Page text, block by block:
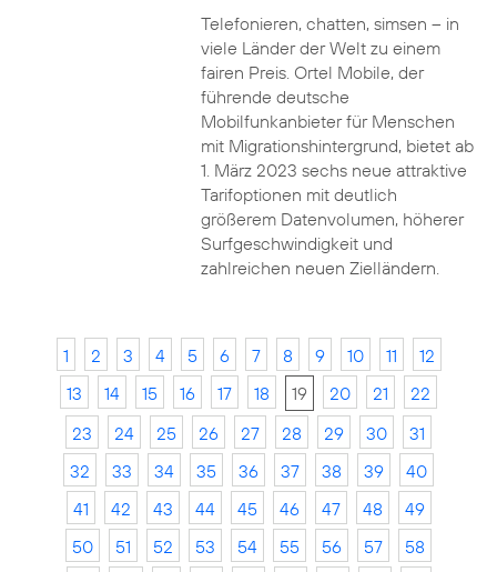
Telefonieren, chatten, simsen – in
viele Länder der Welt zu einem
fairen Preis. Ortel Mobile, der
führende deutsche
Mobilfunkanbieter für Menschen
mit Migrationshintergrund, bietet ab
1. März 2023 sechs neue attraktive
Tarifoptionen mit deutlich
größerem Datenvolumen, höherer
Surfgeschwindigkeit und
zahlreichen neuen Zielländern.
1 2 3 4 5 6 7 8 9 10 11
12
13
14 15 16 17 18 19 20 21
22
23
24 25 26 27 28 29 30
31
32
33 34 35 36 37 38 39
40
41
42 43 44 45 46 47 48
49
50
51 52 53 54 55 56 57
58